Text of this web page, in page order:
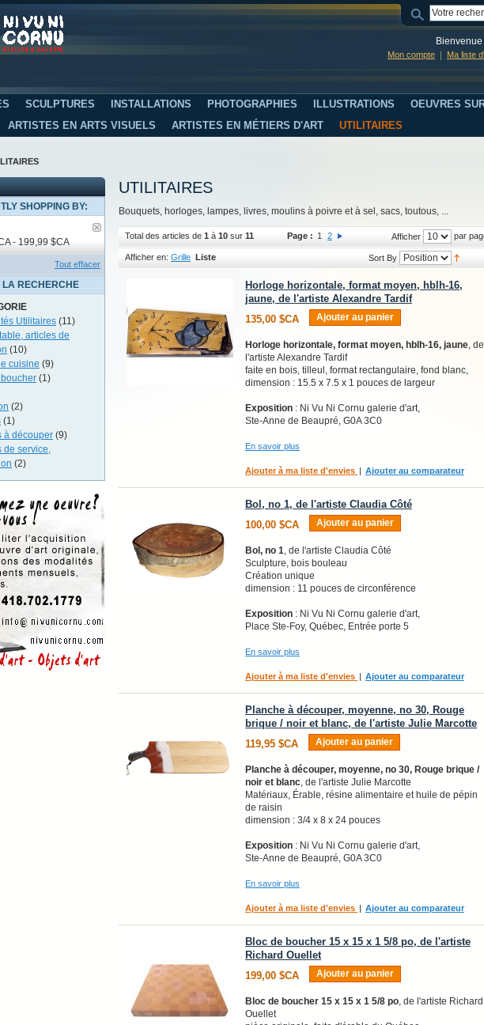
Mon compte Ma liste
SCULPTURES INSTALLATIONS PHOTOGRAPHIES ILLUSTRATIONS
OEUVRES
ARTISTES EN ARTS VISUELS ARTISTES EN MÉTIERS D'ART UTILITAIRES
UTILITAIRES
Bouquets, horloges, lampes, livres, moulins à poivre et à sel, sacs, toutous, ...
Total des articles de 1 à 10 sur 11 Afficher par
Page : 1 2
Afficher en: Grille Liste Sort By
Horloge horizontale, format moyen, hblh-16,
jaune, de l'artiste Alexandre Tardif
135,00 $CA
Ajouter au panier
Horloge horizontale, format moyen, hblh-16, jaune, de
l'artiste Alexandre Tardif
faite en bois, tilleul, format rectangulaire, fond blanc,
dimension : 15.5 x 7.5 x 1 pouces de largeur
Exposition : Ni Vu Ni Cornu galerie d'art,
Ste-Anne de Beaupré, G0A 3C0
En savoir plus
Ajouter à ma liste d'envies | Ajouter au comparateur
Bol, no 1, de l'artiste Claudia Côté
100,00 $CA
Ajouter au panier
Bol, no 1, de l'artiste Claudia Côté
Sculpture, bois bouleau
Création unique
dimension : 11 pouces de circonférence
Exposition : Ni Vu Ni Cornu galerie d'art,
Place Ste-Foy, Québec, Entrée porte 5
En savoir plus
Ajouter à ma liste d'envies | Ajouter au comparateur
Planche à découper, moyenne, no 30, Rouge
brique / noir et blanc, de l'artiste Julie Marcotte
119,95 $CA
Ajouter au panier
Planche à découper, moyenne, no 30, Rouge brique /
noir et blanc, de l'artiste Julie Marcotte
Matériaux, Érable, résine alimentaire et huile de pépin
de raisin
dimension : 3/4 x 8 x 24 pouces
Exposition : Ni Vu Ni Cornu galerie d'art,
Ste-Anne de Beaupré, G0A 3C0
En savoir plus
Ajouter à ma liste d'envies | Ajouter au comparateur
Bloc de boucher 15 x 15 x 1 5/8 po, de l'artiste
Richard Ouellet
199,00 $CA
Ajouter au panier
Bloc de boucher 15 x 15 x 1 5/8 po, de l'artiste Richard
Ouellet
SHOPPING BY:
- 199,99 $CA
Tout effacer
LA RECHERCHE
Utilitaires (11)
articles de
(10)
cuisine (9)
(1)
(2)
(1)
à découper (9)
de service,
(2)